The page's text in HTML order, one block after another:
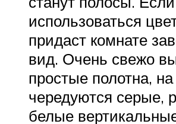
использоваться
придаст комнате
вид. Очень свежо
простые полотна,
чередуются серые,
белые